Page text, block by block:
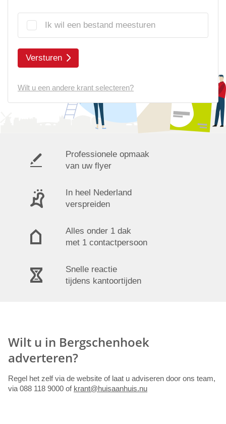
Ik wil een bestand meesturen
Versturen
Wilt u een andere krant selecteren?
Professionele opmaak
van uw flyer
In heel Nederland
verspreiden
Alles onder 1 dak
met 1 contactpersoon
Snelle reactie
tijdens kantoortijden
Wilt u in Bergschenhoek
adverteren?
Regel het zelf via de website of laat u adviseren door ons team,
via 088 118 9000 of krant@huisaanhuis.nu